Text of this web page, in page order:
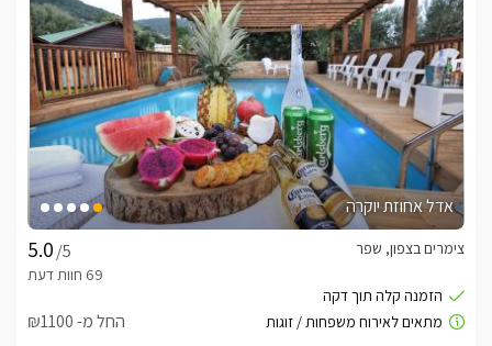
אדל אחוזת יוקרה
/5
צימרים בצפון, שפר
החל מ- ₪1100